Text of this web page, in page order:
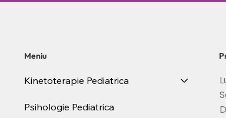
Meniu
Kinetoterapie Pediatrica
Psihologie Pediatrica